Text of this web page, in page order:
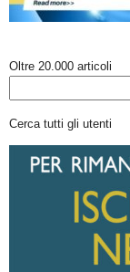
Oltre 20.000 articoli
Cerca tutti gli utenti